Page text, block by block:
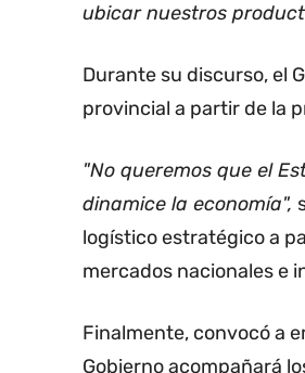
ubicar nuestros
Durante su discurso, el
provincial a partir de la
"No queremos que el
dinamice la economía",
logístico estratégico a
mercados nacionales e
Finalmente, convocó a
Gobierno acompañará